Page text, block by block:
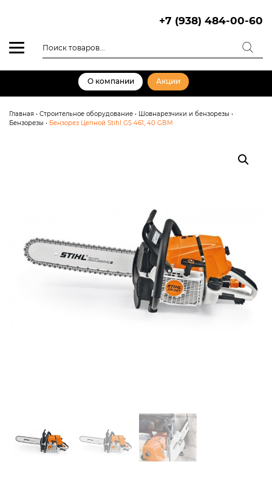
+7 (938) 484-00-60
товаров
О компании Акции
Главная • Строительное оборудование • Шовнарезчики и бензорезы •
Бензорезы • Бензорез Цепной Stihl GS 461, 40 GBM